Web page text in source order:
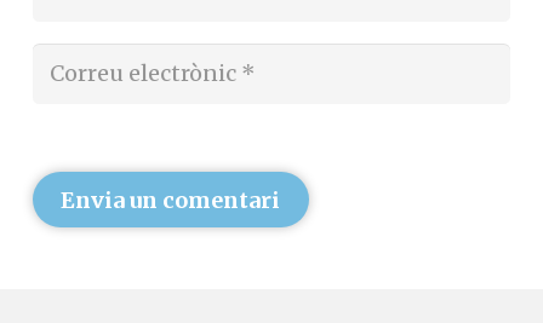
Envia un comentari